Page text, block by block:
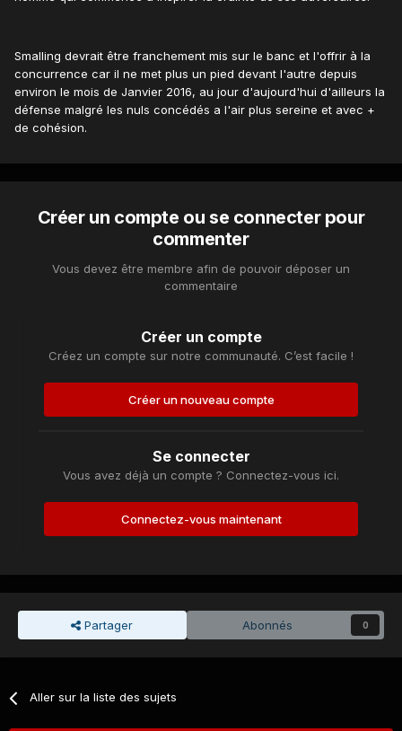
Smalling devrait être franchement mis sur le banc et l'offrir à la
concurrence car il ne met plus un pied devant l'autre depuis
environ le mois de Janvier 2016, au jour d'aujourd'hui d'ailleurs la
défense malgré les nuls concédés a l'air plus sereine et avec +
de cohésion.
Créer un compte ou se connecter pour
commenter
Vous devez être membre afin de pouvoir déposer un
commentaire
Créer un compte
Créez un compte sur notre communauté. C’est facile !
Créer un nouveau compte
Se connecter
Vous avez déjà un compte ? Connectez-vous ici.
Connectez-vous maintenant
Partager Abonnés 0
Aller sur la liste des sujets